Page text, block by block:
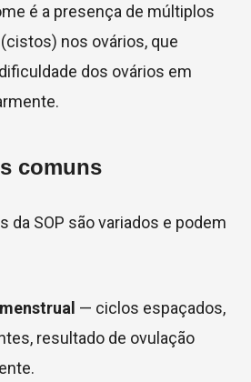
é a presença de múltiplos
nos ovários, que
dos ovários em
comuns
da SOP são variados e podem
— ciclos espaçados,
resultado de ovulação